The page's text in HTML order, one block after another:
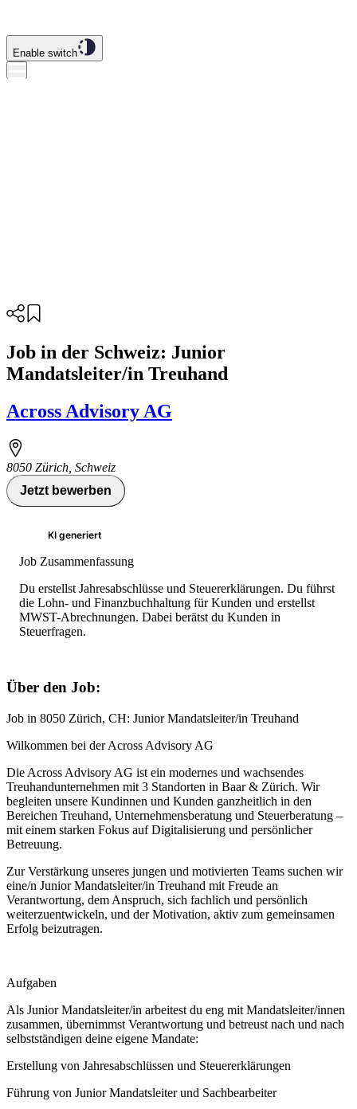
Enable switch
Job in der Schweiz: Junior
Mandatsleiter/in Treuhand
Across Advisory AG
8050 Zürich, Schweiz
Jetzt bewerben
KI generiert
Job Zusammenfassung
Du erstellst Jahresabschlüsse und Steuererklärungen. Du führst
die Lohn- und Finanzbuchhaltung für Kunden und erstellst
MWST-Abrechnungen. Dabei berätst du Kunden in
Steuerfragen.
Über den Job:
Job in 8050 Zürich, CH: Junior Mandatsleiter/in Treuhand
Wilkommen bei der Across Advisory AG
Die Across Advisory AG ist ein modernes und wachsendes
Treuhandunternehmen mit 3 Standorten in Baar & Zürich. Wir
begleiten unsere Kundinnen und Kunden ganzheitlich in den
Bereichen Treuhand, Unternehmensberatung und Steuerberatung –
mit einem starken Fokus auf Digitalisierung und persönlicher
Betreuung.
Zur Verstärkung unseres jungen und motivierten Teams suchen wir
eine/n Junior Mandatsleiter/in Treuhand mit Freude an
Verantwortung, dem Anspruch, sich fachlich und persönlich
weiterzuentwickeln, und der Motivation, aktiv zum gemeinsamen
Erfolg beizutragen.
Aufgaben
Als Junior Mandatsleiter/in arbeitest du eng mit Mandatsleiter/innen
zusammen, übernimmst Verantwortung und betreust nach und nach
selbstständigen deine eigene Mandate:
Erstellung von Jahresabschlüssen und Steuererklärungen
Führung von Junior Mandatsleiter und Sachbearbeiter